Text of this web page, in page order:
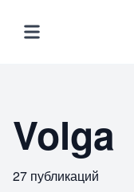
Volga
27 публикаций